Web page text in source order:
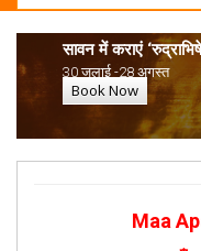
सावन में कराएं
30 जुलाई -28 अगस्त
Book Now
Maa